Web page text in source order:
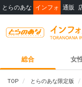
とらのあな インフォ 通販
総合 女
TOP とらのあな限定版